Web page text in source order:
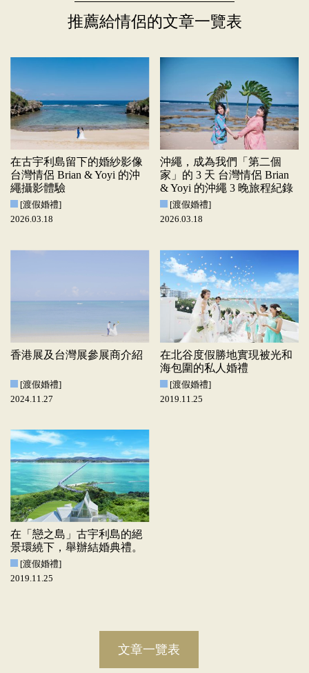
推薦給情侶的文章一覽表
在古宇利島留下的婚紗影像
台灣情侶 Brian & Yoyi 的沖
繩攝影體驗
[渡假婚禮]
2026.03.18
沖繩，成為我們「第二個
家」的 3 天 台灣情侶 Brian
& Yoyi 的沖繩 3 晚旅程紀錄
[渡假婚禮]
2026.03.18
香港展及台灣展參展商介紹
[渡假婚禮]
2024.11.27
在北谷度假勝地實現被光和
海包圍的私人婚禮
[渡假婚禮]
2019.11.25
在「戀之島」古宇利島的絕
景環繞下，舉辦結婚典禮。
[渡假婚禮]
2019.11.25
文章一覽表